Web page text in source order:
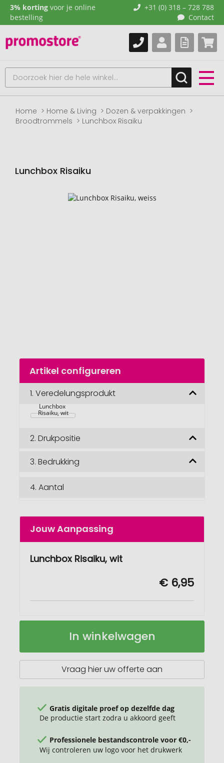
3% korting voor je online
bestelling
+31 (0) 318 – 728 788
Contact
Home Home & Living
Dozen & verpakkingen
Broodtrommels
Lunchbox Risaiku
Lunchbox Risaiku
Naar
begin
afbeeldingengalerij
Artikel configureren
1. Veredelungsprodukt
Lunchbox
Risaiku, wit
2. Drukpositie
3. Bedrukking
4. Aantal
Jouw Aanpassing
Lunchbox Risaiku, wit
€ 6,95
Lunchbox
Op
In winkelwagen
Vraag hier uw offerte aan
Gratis digitale proef op dezelfde dag
De productie start zodra u akkoord geeft
Professionele bestandscontrole voor €0,-
Wij controleren uw logo voor het drukwerk